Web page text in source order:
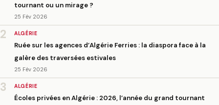
tournant ou un mirage ?
25 Fév 2026
2 ALGÉRIE
Ruée sur les agences d’Algérie Ferries : la diaspora face à la
galère des traversées estivales
25 Fév 2026
3 ALGÉRIE
Écoles privées en Algérie : 2026, l’année du grand tournant